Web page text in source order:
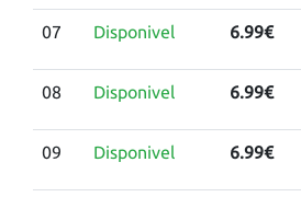
07 Disponivel 6.99€
08 Disponivel 6.99€
09 Disponivel 6.99€